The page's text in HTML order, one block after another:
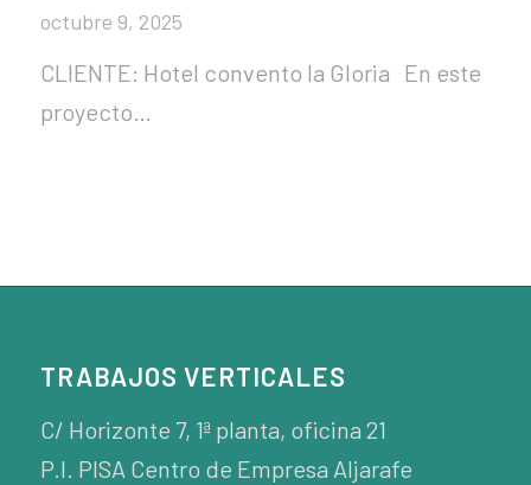
octubre 9, 2025
CLIENTE: Hotel convento la Gloria En este
proyecto…
TRABAJOS VERTICALES
C/ Horizonte 7, 1ª planta, oficina 21
P.I. PISA Centro de Empresa Aljarafe